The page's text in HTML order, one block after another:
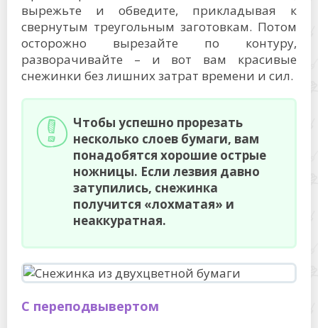
вырежьте и обведите, прикладывая к
свернутым треугольным заготовкам. Потом
осторожно вырезайте по контуру,
разворачивайте – и вот вам красивые
снежинки без лишних затрат времени и сил.
Чтобы успешно прорезать
несколько слоев бумаги, вам
понадобятся хорошие острые
ножницы. Если лезвия давно
затупились, снежинка
получится «лохматая» и
неаккуратная.
С переподвывертом